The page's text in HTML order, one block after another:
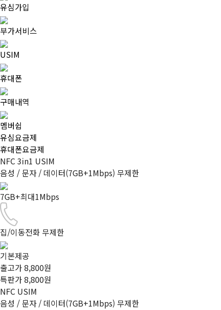
유심가입
부가서비스
USIM
휴대폰
구매내역
멤버쉽
유심요금제
휴대폰요금제
NFC 3in1 USIM
음성 / 문자 / 데이터(7GB+1Mbps) 무제한
7GB+최대1Mbps
집/이동전화 무제한
기본제공
출고가 8,800원
특판가8,800원
NFC USIM
음성 / 문자 / 데이터(7GB+1Mbps) 무제한